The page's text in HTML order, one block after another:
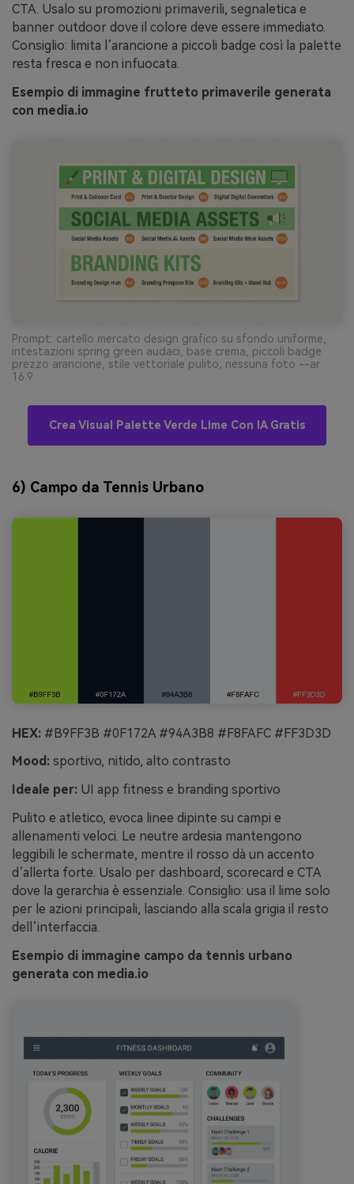
CTA. Usalo su promozioni primaverili, segnaletica e
banner outdoor dove il colore deve essere immediato.
Consiglio: limita l’arancione a piccoli badge così la palette
resta fresca e non infuocata.
Esempio di immagine frutteto primaverile generata
con media.io
Prompt: cartello mercato design grafico su sfondo uniforme,
intestazioni spring green audaci, base crema, piccoli badge
prezzo arancione, stile vettoriale pulito, nessuna foto --ar
16:9
Crea Visual Palette Verde Lime Con IA Gratis
6) Campo da Tennis Urbano
HEX: #B9FF3B #0F172A #94A3B8 #F8FAFC #FF3D3D
Mood: sportivo, nitido, alto contrasto
Ideale per: UI app fitness e branding sportivo
Pulito e atletico, evoca linee dipinte su campi e
allenamenti veloci. Le neutre ardesia mantengono
leggibili le schermate, mentre il rosso dà un accento
d’allerta forte. Usalo per dashboard, scorecard e CTA
dove la gerarchia è essenziale. Consiglio: usa il lime solo
per le azioni principali, lasciando alla scala grigia il resto
dell’interfaccia.
Esempio di immagine campo da tennis urbano
generata con media.io